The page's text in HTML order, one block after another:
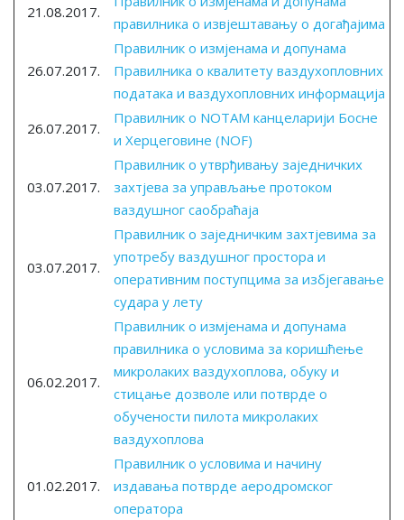
21.08.2017.
правилника o извјештавању о догађајима
26.07.2017.
Правилник о измјенама и допунама
Правилника о квалитету ваздухопловних
података и ваздухопловних информација
26.07.2017.
Правилник о NOTAM канцеларији Босне
и Херцеговине (NOF)
03.07.2017.
Правилник о утврђивању заједничких
захтјева за управљање протоком
ваздушног саобраћаја
03.07.2017.
Правилник о заједничким захтјевима за
употребу ваздушног простора и
оперативним поступцима за избјегавање
судара у лету
06.02.2017.
Правилник о измјенама и допунама
правилника о условима за коришћење
микролаких ваздухоплова, обуку и
стицање дозволе или потврде о
обучености пилота микролаких
ваздухоплова
01.02.2017.
Правилник о условима и начину
издавања потврде аеродромског
оператора